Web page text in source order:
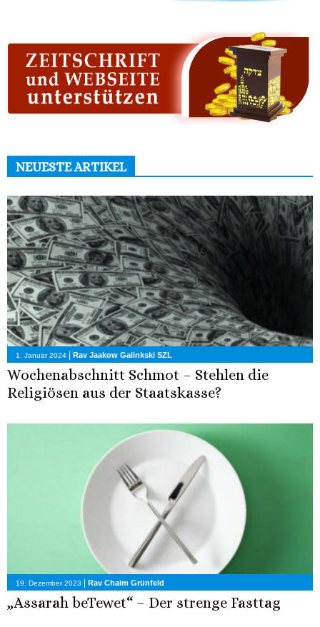
NEUESTE ARTIKEL
1. Januar 2024 Rav Jaakow Galinkski SZL
Wochenabschnitt Schmot – Stehlen die
Religiösen aus der Staatskasse?
19. Dezember 2023 Rav Chaim Grünfeld
„Assarah beTewet“ – Der strenge Fasttag